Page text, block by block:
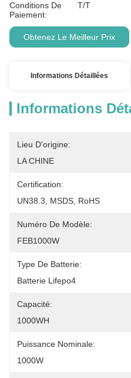
Conditions De
Paiement:
T/T
Obtenez Le Meilleur Prix
Informations Détaillées
Informations
Lieu D'origine:
LA CHINE
Certification:
UN38.3, MSDS, RoHS
Numéro De Modèle:
FEB1000W
Type De Batterie:
Batterie Lifepo4
Capacité:
1000WH
Puissance Nominale:
1000W